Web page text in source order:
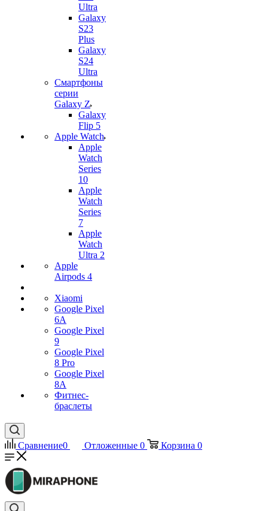
Ultra
Galaxy
S23
Plus
Galaxy
S24
Ultra
Смартфоны
серии
Galaxy Z
Galaxy
Flip 5
Apple Watch
Apple
Watch
Series
10
Apple
Watch
Series
7
Apple
Watch
Ultra 2
Apple
Airpods 4
Xiaomi
Google Pixel
6A
Google Pixel
9
Google Pixel
8 Pro
Google Pixel
8A
Фитнес-
браслеты
Сравнение0 Отложенные 0 Корзина 0